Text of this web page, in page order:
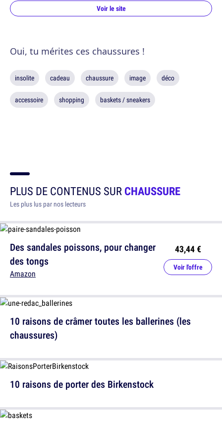
Voir le site
Oui, tu mérites ces chaussures !
insolite cadeau chaussure image déco
accessoire shopping baskets / sneakers
PLUS DE CONTENUS SURCHAUSSURE
Les plus lus par nos lecteurs
Des sandales poissons, pour changer
des tongs
Amazon
43,44 €
Voir l'offre
10 raisons de porter des Birkenstock
10 raisons de crâmer toutes les ballerines (les
chaussures)